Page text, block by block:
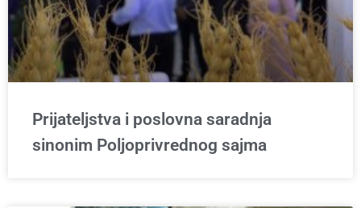
Prijateljstva i poslovna saradnja
sinonim Poljoprivrednog sajma